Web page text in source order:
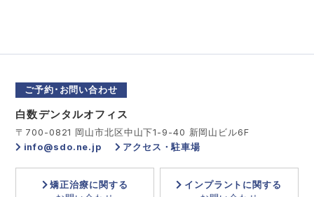
ご予約･お問い合わせ
白数デンタルオフィス
〒700-0821 岡山市北区中山下1-9-40 新岡山ビル6F
info@sdo.ne.jp
アクセス・駐車場
矯正治療に関する
インプラントに関する